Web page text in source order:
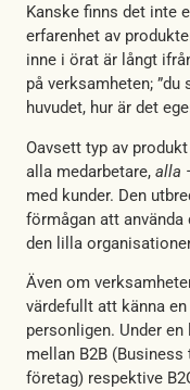
Kanske finns det inte
erfarenhet av
inne i örat är långt
på verksamheten;
huvudet, hur är det
Oavsett typ av
alla medarbetare, alla
med kunder. Den
förmågan att
den lilla
Även om
värdefullt att känna
personligen. Under
mellan B2B
företag) respektive